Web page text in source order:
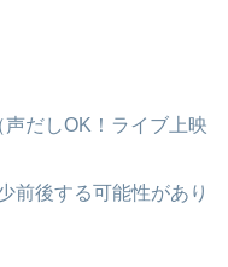
だしOK！ライブ上映
前後する可能性があり